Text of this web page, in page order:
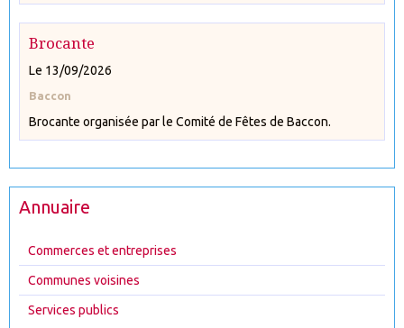
Brocante
Le 13/09/2026
Baccon
Brocante organisée par le Comité de Fêtes de Baccon.
Annuaire
Commerces et entreprises
Communes voisines
Services publics